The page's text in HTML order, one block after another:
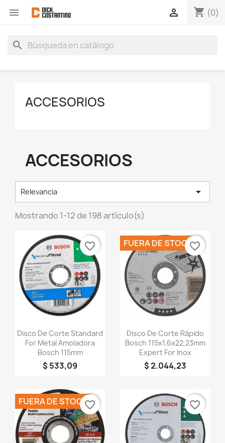
 shopping_cart (0)

search
ACCESORIOS
ACCESORIOS
Relevancia 
Mostrando 1-12 de 198 artículo(s)
Vista rápida
Disco De Corte Standard
For Metal Amoladora
Bosch 115mm
$ 533,09
favorite_border
 Vista rápida
Disco De Corte Rápido
Bosch 115x1,6x22,23mm
Expert For Inox
$ 2.044,23
FUERA DE STOCKfavorite_border
FUERA DE STOCKfavorite_border favorite_border